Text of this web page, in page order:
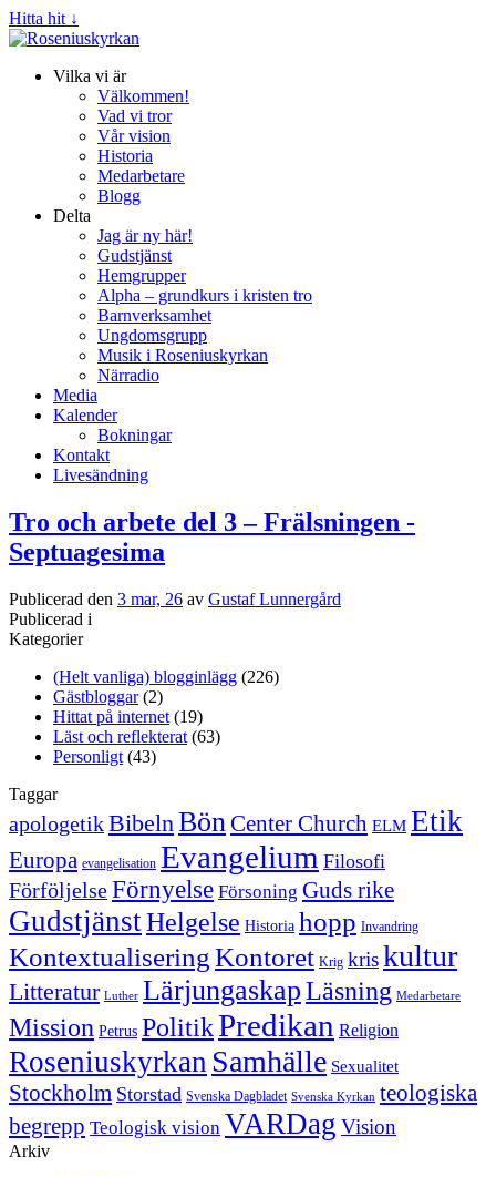
Hitta hit ↓
Vilka vi är
Välkommen!
Vad vi tror
Vår vision
Historia
Medarbetare
Blogg
Delta
Jag är ny här!
Gudstjänst
Hemgrupper
Alpha – grundkurs i kristen tro
Barnverksamhet
Ungdomsgrupp
Musik i Roseniuskyrkan
Närradio
Media
Kalender
Bokningar
Kontakt
Livesändning
Tro och arbete del 3 – Frälsningen -
Septuagesima
Publicerad den 3 mar, 26 av Gustaf Lunnergård
Publicerad i
Kategorier
(Helt vanliga) blogginlägg (226)
Gästbloggar(2)
Hittat på internet (19)
Läst och reflekterat (63)
Personligt (43)
Taggar
apologetikBibeln BönCenter Church ELM Etik
Europa evangelisation Evangelium Filosofi
FörföljelseFörnyelse Försoning Guds rike
GudstjänstHelgelse Historia hopp Invandring
KontextualiseringKontoret Krig kriskultur
Litteratur Luther LärjungaskapLäsning Medarbetare
Mission Petrus PolitikPredikan Religion
Roseniuskyrkan Samhälle Sexualitet
Stockholm Storstad Svenska Dagbladet Svenska Kyrkan teologiska
begrepp Teologisk vision VARDag Vision
Arkiv